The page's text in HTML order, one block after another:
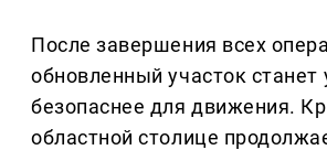
После завершения всех
обновленный участок станет
безопаснее для движения.
областной столице